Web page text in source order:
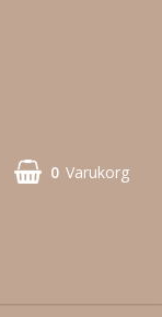
0 Varukorg